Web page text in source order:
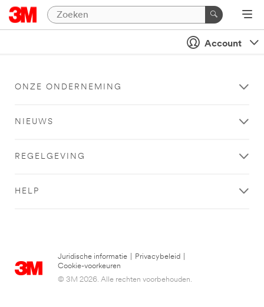
Account
ONZE ONDERNEMING
NIEUWS
REGELGEVING
HELP
Juridische informatie Privacybeleid
Cookie-voorkeuren
© 3M 2026. Alle rechten voorbehouden.